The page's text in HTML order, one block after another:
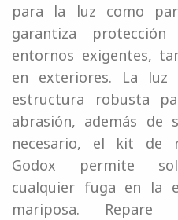
para la luz como
garantiza
entornos exigentes,
en exteriores. La luz
estructura robusta
abrasión, además de
necesario, el kit de
Godox permite
cualquier fuga en la
mariposa.